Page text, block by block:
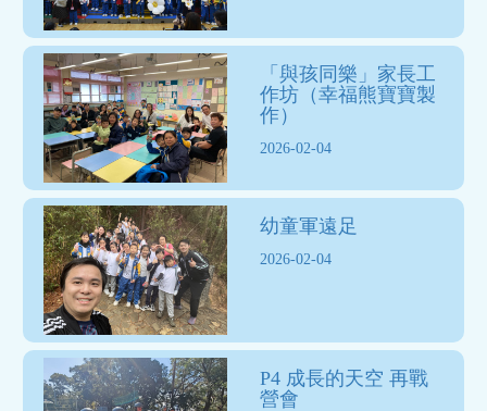
「與孩同樂」家長工
作坊（幸福熊寶寶製
作）
2026-02-04
幼童軍遠足
2026-02-04
P4 成長的天空 再戰
營會